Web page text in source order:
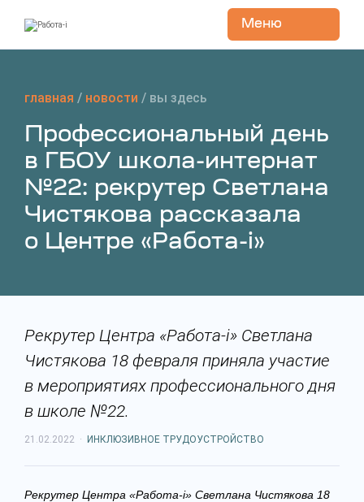
содержанию
Меню
главная / новости / вы здесь
Профессиональный день
в ГБОУ школа-интернат
№22: рекрутер Светлана
Чистякова рассказала
о Центре «Работа-i»
Рекрутер Центра «Работа-i» Светлана
Чистякова 18 февраля приняла участие
в мероприятиях профессионального дня
в школе №22.
21.02.2022 · ИНКЛЮЗИВНОЕ ТРУДОУСТРОЙСТВО
Рекрутер Центра «Работа-i» Светлана Чистякова 18